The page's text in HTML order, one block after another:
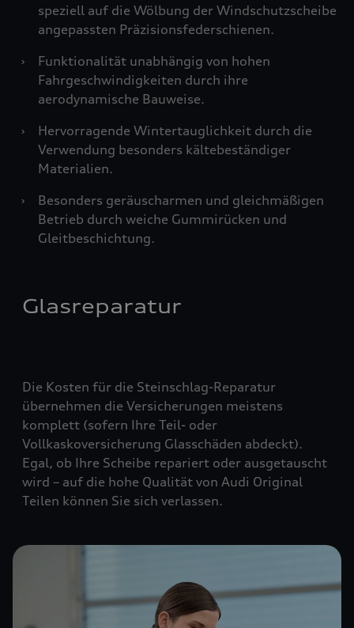
speziell auf die Wölbung der Windschutzscheibe
angepassten Präzisionsfederschienen.
›
Funktionalität unabhängig von hohen
Fahrgeschwindigkeiten durch ihre
aerodynamische Bauweise.
›
Hervorragende Wintertauglichkeit durch die
Verwendung besonders kältebeständiger
Materialien.
›
Besonders geräuscharmen und gleichmäßigen
Betrieb durch weiche Gummirücken und
Gleitbeschichtung.
Glasreparatur
Die Kosten für die Steinschlag-Reparatur
übernehmen die Versicherungen meistens
komplett (sofern Ihre Teil- oder
Vollkaskoversicherung Glasschäden abdeckt).
Egal, ob Ihre Scheibe repariert oder ausgetauscht
wird – auf die hohe Qualität von Audi Original
Teilen können Sie sich verlassen.